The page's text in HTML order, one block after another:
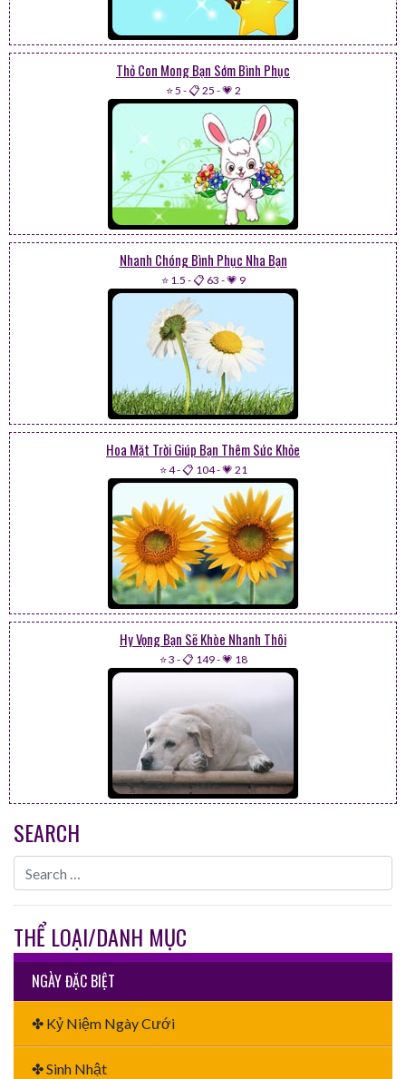
Thỏ Con Mong Bạn Sớm Bình Phục
⭐ 5 -📋 25 -💗 2
Nhanh Chóng Bình Phục Nha Bạn
⭐ 1.5 -📋 63 -💗 9
Hoa Mặt Trời Giúp Bạn Thêm Sức Khỏe
⭐ 4-📋 104-💗 21
Hy Vọng Bạn Sẽ Khòe Nhanh Thôi
⭐ 3 -📋 149-💗 18
SEARCH
THỂ LOẠI/DANH MỤC
NGÀY ĐẶC BIỆT
✤ Kỷ Niệm Ngày Cưới
✤ Sinh Nhật